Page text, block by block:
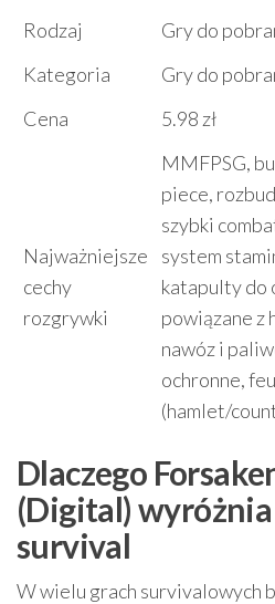
Rodzaj
Gry do
Kategoria
Gry do
Cena
5.98 zł
Najważniejsze
cechy
rozgrywki
MMFPSG,
piece,
szybki
system
katapulty do
powiązane z
nawóz i
ochronne,
(hamlet/
Dlaczego
(Digital)
survival
W wielu grach survivalowych